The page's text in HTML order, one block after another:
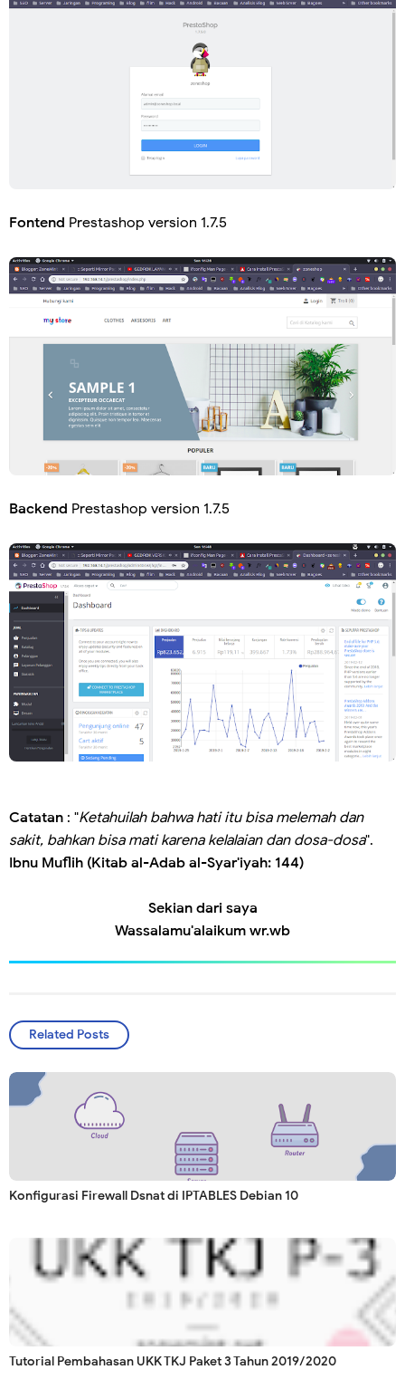
Fontend Prestashop version 1.7.5
Backend Prestashop version 1.7.5
Catatan : "Ketahuilah bahwa hati itu bisa melemah dan
sakit, bahkan bisa mati karena kelalaian dan dosa-dosa".
Ibnu Muflih (Kitab al-Adab al-Syar'iyah: 144)
Sekian dari saya
Wassalamu'alaikum wr.wb
Related Posts
Konfigurasi Firewall Dsnat di IPTABLES Debian 10
Tutorial Pembahasan UKK TKJ Paket 3 Tahun 2019/2020